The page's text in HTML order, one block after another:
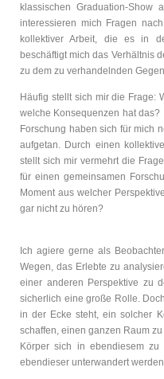
klassischen Graduation-Show
interessieren mich Fragen
kollektiver Arbeit, die es in
beschäftigt mich das Verhältnis
zu dem zu verhandelnden
Häufig stellt sich mir die Frage:
welche Konsequenzen hat
Forschung haben sich für mich
aufgetan. Durch einen
stellt sich mir vermehrt die
für einen gemeinsamen
Moment aus welcher
gar nicht zu hören?
Ich agiere gerne als
Wegen, das Erlebte zu
einer anderen Perspektive zu
sicherlich eine große Rolle.
in der Ecke steht, ein solcher
schaffen, einen ganzen Raum
Körper sich in ebendiesem
ebendieser unterwandert